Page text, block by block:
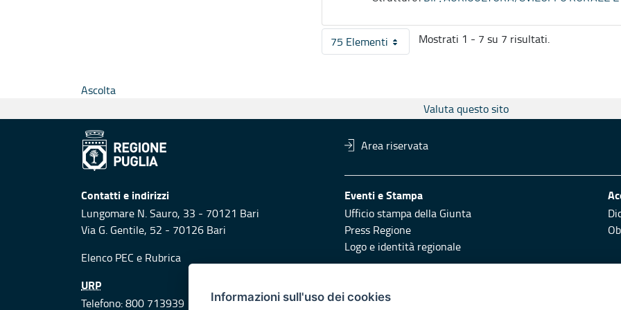
75 ElementiPer pagina
Mostrati 1 - 7 su 7 risultati.
Ascolta
Valuta questo sito
Area riservata
Contatti e indirizzi
Lungomare N. Sauro, 33 - 70121 Bari
Via G. Gentile, 52 - 70126 Bari
Elenco PEC e Rubrica
Eventi e Stampa
Ufficio stampa della Giunta
Press Regione
Logo e identità regionale
URP
Telefono: 800 713939 Responsabili di pubblicazione
Informazioni sull'uso dei cookies